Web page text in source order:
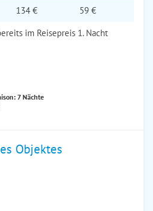
134 €
59 €
im Reisepreis 1. Nacht
7 Nächte
Objektes